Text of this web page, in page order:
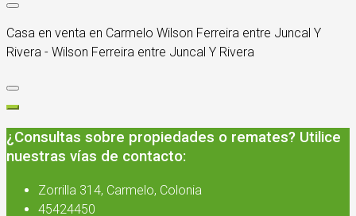
Casa en venta en Carmelo Wilson Ferreira entre Juncal Y
Rivera - Wilson Ferreira entre Juncal Y Rivera
¿Consultas sobre propiedades o remates? Utilice
nuestras vías de contacto:
Zorrilla 314, Carmelo, Colonia
45424450